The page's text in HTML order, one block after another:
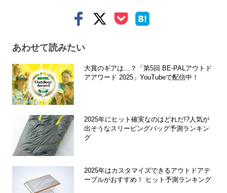
あわせて読みたい
大賞のギアは…？「第5回 BE-PALアウトド
アアワード 2025」YouTubeで配信中！
2025年にヒット確実なのはどれだ!?人気が
出そうなスリーピングバッグ予測ランキン
グ
2025年はカスタマイズできるアウトドアテ
ーブルがおすすめ！ ヒット予測ランキング